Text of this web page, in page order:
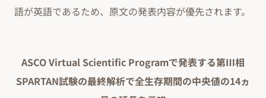
語が英語であるため、原文の発表内容が優先されます。
ASCO Virtual Scientific Programで発表する第Ⅲ相
SPARTAN試験の最終解析で全生存期間の中央値の14ヵ